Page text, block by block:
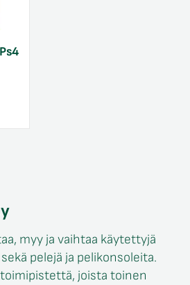
myy ja vaihtaa käytettyjä
pelejä ja pelikonsoleita.
joista toinen